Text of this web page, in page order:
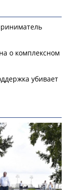
о комплексном
убивает